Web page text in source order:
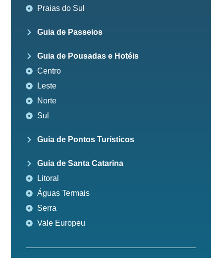
Praias do Sul
Guia de Passeios
Guia de Pousadas e Hotéis
Centro
Leste
Norte
Sul
Guia de Pontos Turísticos
Guia de Santa Catarina
Litoral
Águas Termais
Serra
Vale Europeu